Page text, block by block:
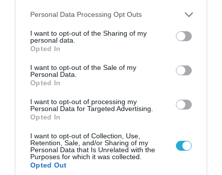
Please note that this website/app uses one or more Google
not limited to your visit or usage behaviour. You may click to
grant or deny consent to Google and its third-party tags to
use your data for below specified purposes in below Google
consent section.
Personal Data Processing Opt Outs
I want to opt-out of the Sharing of my
personal data.
Opted In
I want to opt-out of the Sale of my
Personal Data.
Opted In
I want to opt-out of processing my
Personal Data for Targeted Advertising.
Opted In
I want to opt-out of Collection, Use,
Retention, Sale, and/or Sharing of my
Personal Data that Is Unrelated with the
Purposes for which it was collected.
Opted Out
08.05.2026 12:01
Αυτό είναι το γυναικείο άρωμα
που χρονολογείται από το 1533 μ.Χ.
και χρησιμοποιείται μέχρι και
σήμερα! (φωτο)
Είναι γνωστό και ως «νερό της βασίλισσας»